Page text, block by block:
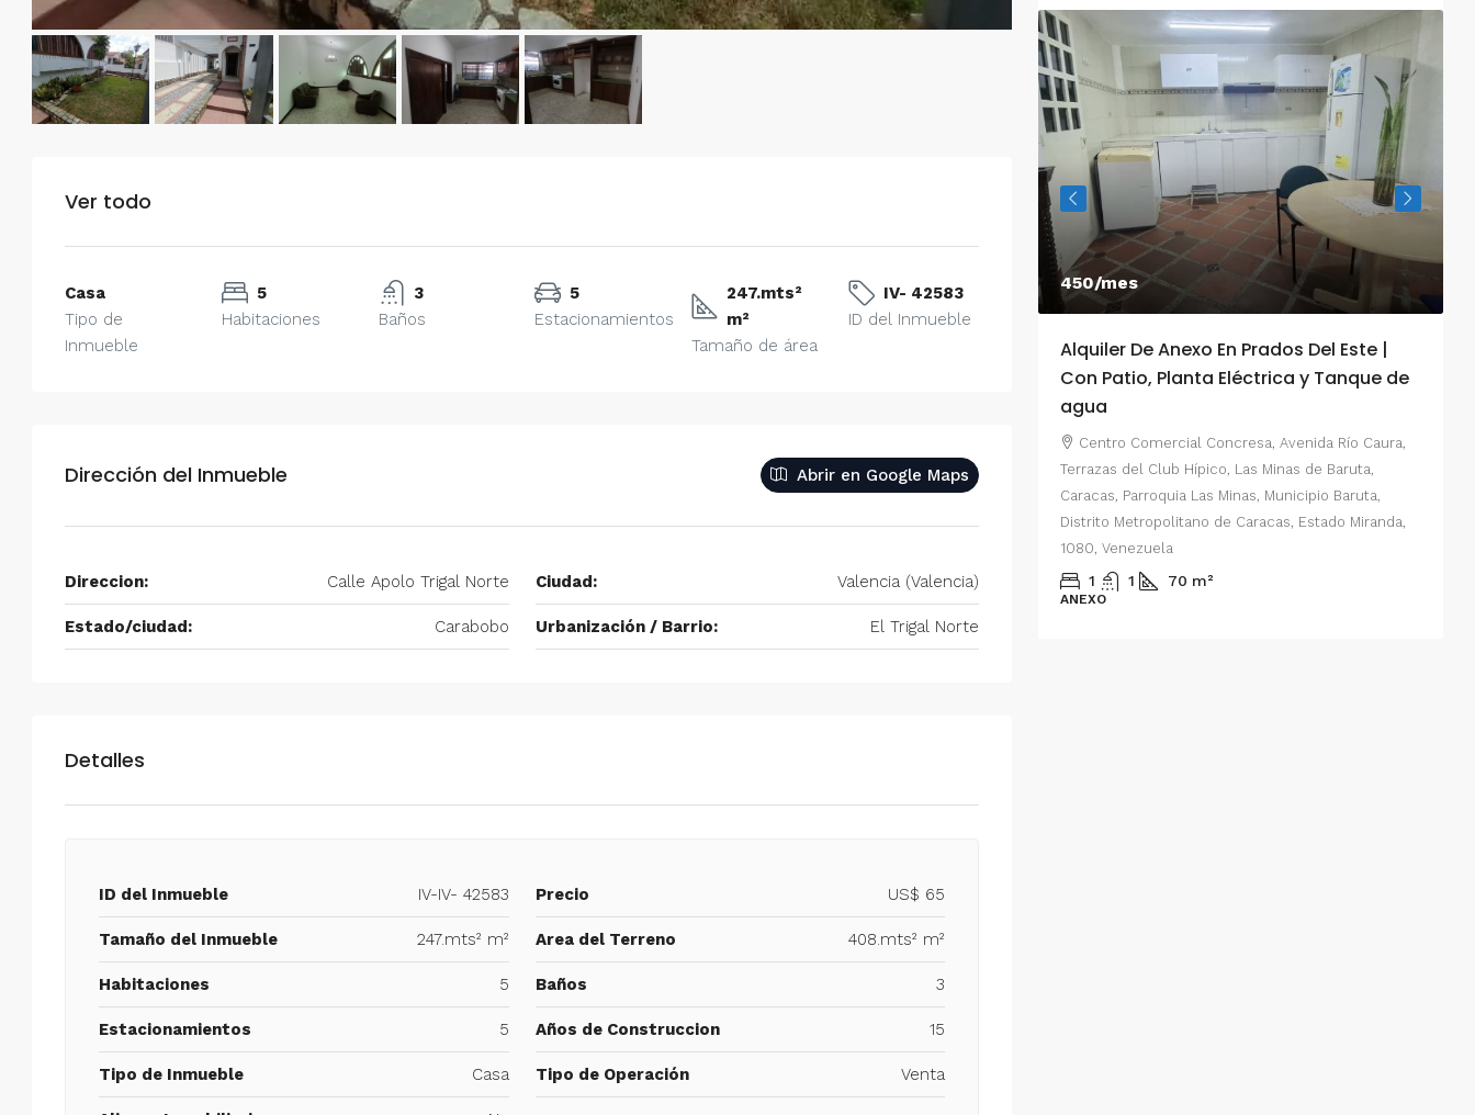
Ver todo
Casa
Tipo de
Inmueble
5
Habitaciones
3
Baños
5
Estacionamientos
247.mts²
m²
Tamaño de área
IV- 42583
ID del Inmueble
Dirección del Inmueble Abrir en Google Maps
Direccion: Calle Apolo Trigal Norte Ciudad: Valencia (Valencia)
Estado/ciudad: Carabobo Urbanización / Barrio: El Trigal Norte
Detalles
ID del Inmueble IV-IV- 42583 Precio US$ 65
Tamaño del Inmueble 247.mts² m² Area del Terreno 408.mts² m²
Habitaciones 5 Baños 3
Estacionamientos 5 Años de Construccion 15
Tipo de Inmueble Casa Tipo de Operación Venta
Prados del Este, Prados del Este, Sector: Prado del
2 100 m²
350/mes
subterráneo
Municipio Baruta, Distrito Metropolitano de Caracas,
Estado Miranda, 1080, Venezuela
1 1 20 m²
450/mes
Alquiler De Anexo En Prados Del Este |
Con Patio, Planta Eléctrica y Tanque de
agua
Centro Comercial Concresa, Avenida Río Caura,
Terrazas del Club Hípico, Las Minas de Baruta,
Caracas, Parroquia Las Minas, Municipio Baruta,
Distrito Metropolitano de Caracas, Estado Miranda,
1080, Venezuela
1 1 70 m²
ANEXO